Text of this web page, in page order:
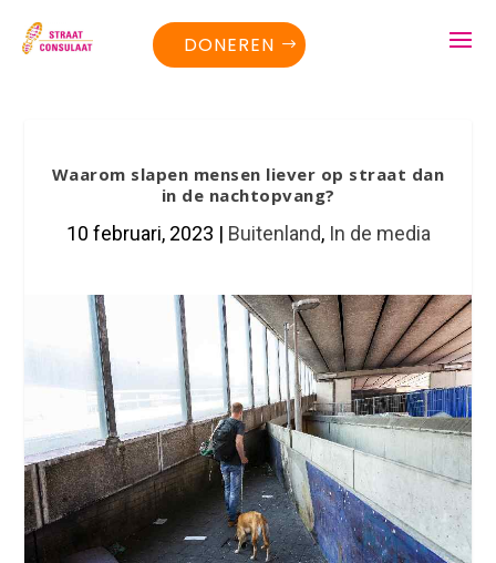
DONEREN
Waarom slapen mensen liever op straat dan
in de nachtopvang?
10 februari, 2023 | Buitenland, In de media